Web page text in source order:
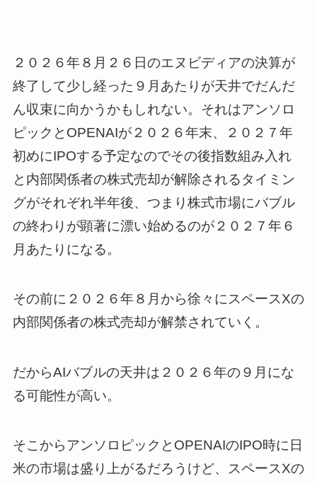
２０２６年８月２６日のエヌビディアの決算が
終了して少し経った９月あたりが天井でだんだ
ん収束に向かうかもしれない。それはアンソロ
ピックとOPENAIが２０２６年末、２０２７年
初めにIPOする予定なのでその後指数組み入れ
と内部関係者の株式売却が解除されるタイミン
グがそれぞれ半年後、つまり株式市場にバブル
の終わりが顕著に漂い始めるのが２０２７年６
月あたりになる。
その前に２０２６年８月から徐々にスペースXの
内部関係者の株式売却が解禁されていく。
だからAIバブルの天井は２０２６年の９月にな
る可能性が高い。
そこからアンソロピックとOPENAIのIPO時に日
米の市場は盛り上がるだろうけど、スペースXの